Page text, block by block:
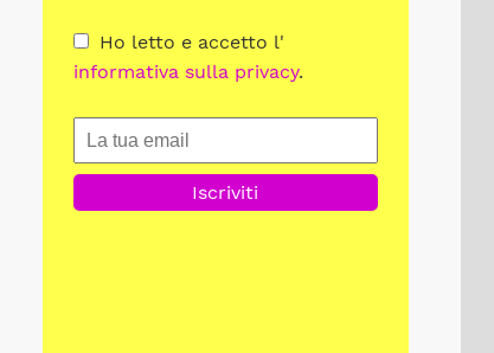
Ho letto e accetto l'
informativa sulla privacy.